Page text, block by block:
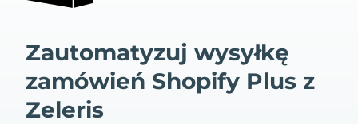
Zautomatyzuj wysyłkę
zamówień Shopify Plus z
Zeleris